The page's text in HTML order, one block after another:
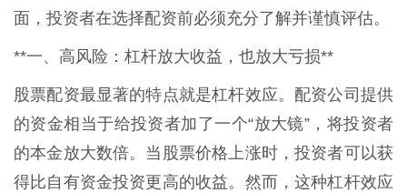
面，投资者在选择配资前必须充分了解并谨慎评估。
**一、高风险：杠杆放大收益，也放大亏损**
股票配资最显著的特点就是杠杆效应。配资公司提供
的资金相当于给投资者加了一个“放大镜”，将投资者
的本金放大数倍。当股票价格上涨时，投资者可以获
得比自有资金投资更高的收益。然而，这种杠杆效应